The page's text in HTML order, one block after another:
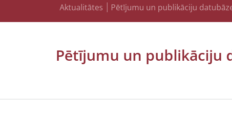
Aktualitātes Pētījumu un publikāciju
Pētījumu un publikāciju